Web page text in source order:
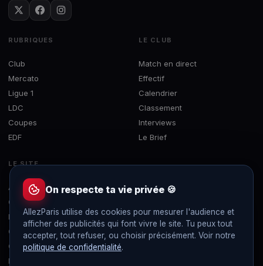
RUBRIQUES
Club
Mercato
Ligue 1
LDC
Coupes
EDF
LE CLUB
Match en direct
Effectif
Calendrier
Classement
Interviews
Le Brief
LE SITE
À propos
Contact
Mentions légales
Confidentialité
Gérer les cookies
Flux RSS
On respecte ta vie privée 🍪
AllezParis utilise des cookies pour mesurer l'audience et
afficher des publicités qui font vivre le site. Tu peux tout
accepter, tout refuser, ou choisir précisément. Voir notre
politique de confidentialité.